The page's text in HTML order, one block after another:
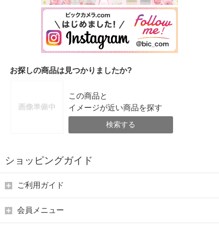
お探しの商品は見つかりましたか?
この商品と
イメージが近い商品を探す
検索する
ショッピングガイド
ご利用ガイド
会員メニュー